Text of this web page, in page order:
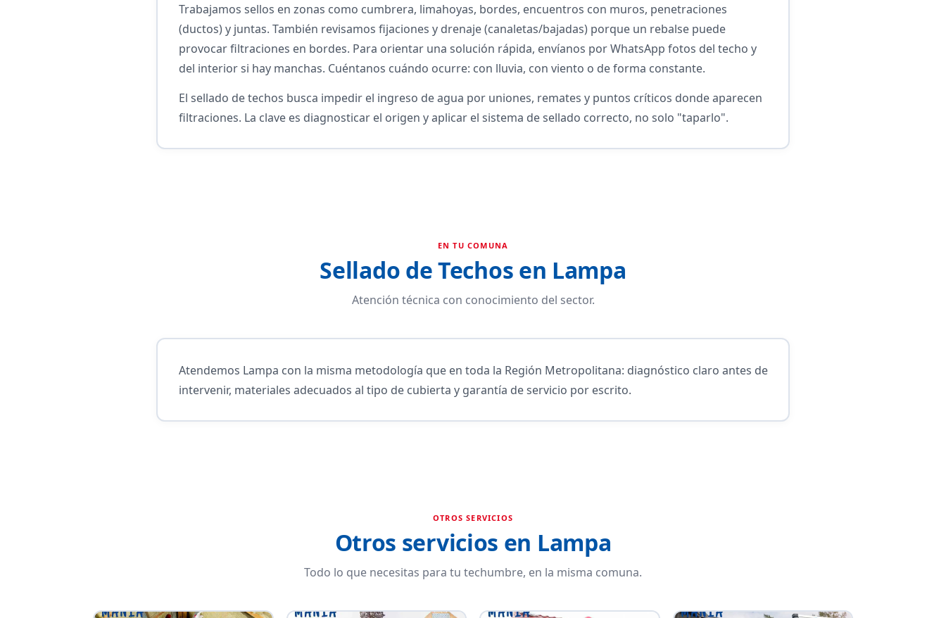
Trabajamos sellos en zonas como cumbrera, limahoyas, bordes, encuentros con muros, penetraciones
(ductos) y juntas. También revisamos fijaciones y drenaje (canaletas/bajadas) porque un rebalse puede
provocar filtraciones en bordes. Para orientar una solución rápida, envíanos por WhatsApp fotos del techo y
del interior si hay manchas. Cuéntanos cuándo ocurre: con lluvia, con viento o de forma constante.
El sellado de techos busca impedir el ingreso de agua por uniones, remates y puntos críticos donde aparecen
filtraciones. La clave es diagnosticar el origen y aplicar el sistema de sellado correcto, no solo "taparlo".
EN TU COMUNA
Sellado de Techos en Lampa
Atención técnica con conocimiento del sector.
Atendemos Lampa con la misma metodología que en toda la Región Metropolitana: diagnóstico claro antes de
intervenir, materiales adecuados al tipo de cubierta y garantía de servicio por escrito.
OTROS SERVICIOS
Otros servicios en Lampa
Todo lo que necesitas para tu techumbre, en la misma comuna.